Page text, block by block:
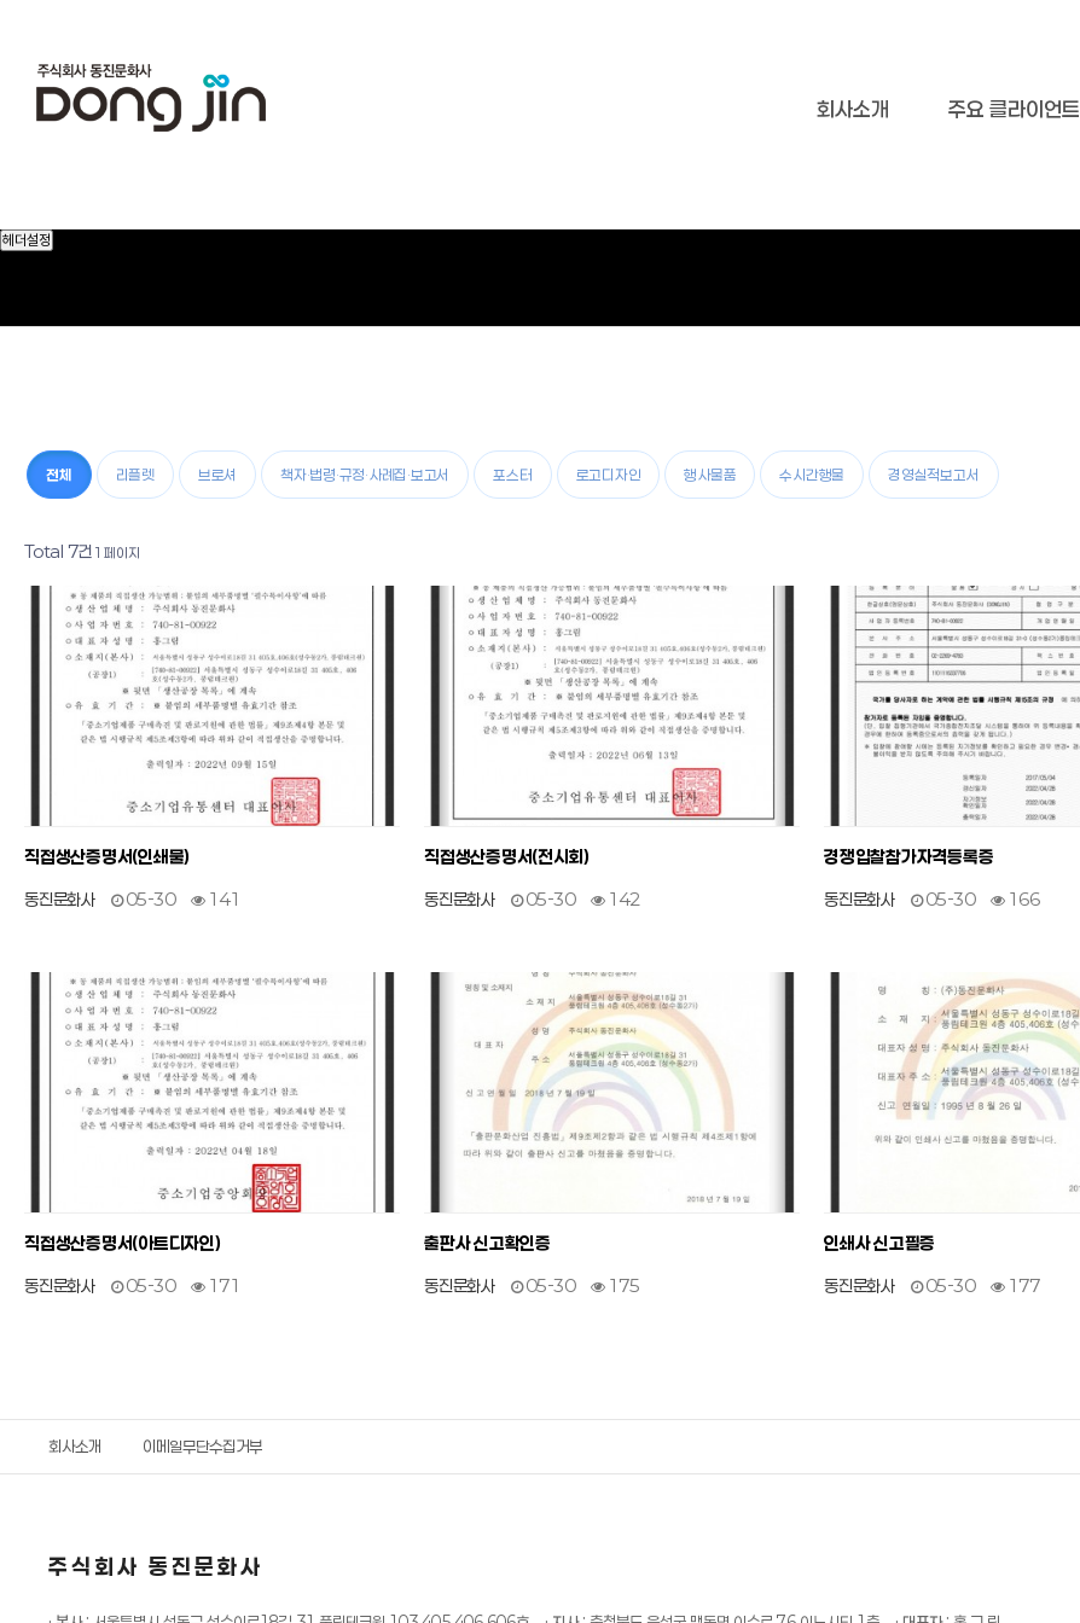
회사소개 주요 클라이언트
헤더설정
전체 리플렛 브로셔 책자·법령·규정·사례집·보고서 포스터 로고디자인 행사물품 수시간행물 경영실적보고서
Total 7건 1 페이지
7
직접생산증명서(인쇄물)
작성자
동진문화사
작성일
05-30
조회
141
6
직접생산증명서(전시회)
작성자
동진문화사
작성일
05-30
조회
142
5
경쟁입찰참가자격등록증
작성자
동진문화사
작성일
05-30
조회
166
3
직접생산증명서(아트디자인)
작성자
동진문화사
작성일
05-30
조회
171
2
출판사 신고확인증
작성자
동진문화사
작성일
05-30
조회
175
1
인쇄사 신고필증
작성자
동진문화사
작성일
05-30
조회
177
회사소개 이메일무단수집거부
주식회사 동진문화사